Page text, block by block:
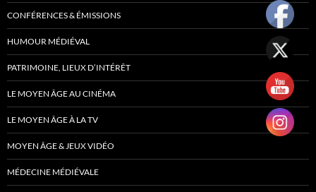
CONFÉRENCES & ÉMISSIONS
HUMOUR MÉDIÉVAL
PATRIMOINE, LIEUX D’INTÉRÊT
LE MOYEN ÂGE AU CINÉMA
LE MOYEN ÂGE À LA TV
MOYEN ÂGE & JEUX VIDÉO
MÉDECINE MÉDIÉVALE